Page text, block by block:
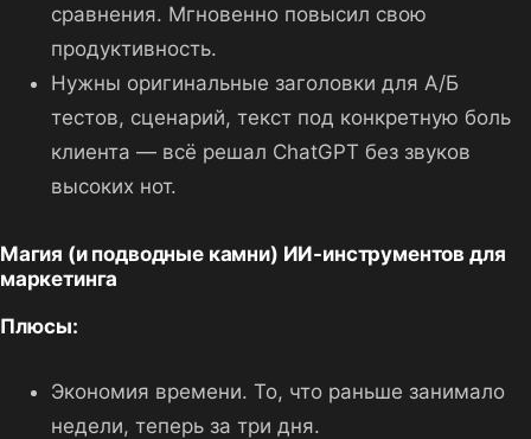
сравнения. Мгновенно повысил свою
продуктивность.
Нужны оригинальные заголовки для А/Б
тестов, сценарий, текст под конкретную боль
клиента — всё решал ChatGPT без звуков
высоких нот.
Магия (и подводные камни) ИИ-инструментов для
маркетинга
Плюсы:
Экономия времени. То, что раньше занимало
недели, теперь за три дня.